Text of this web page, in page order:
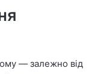
— залежно від